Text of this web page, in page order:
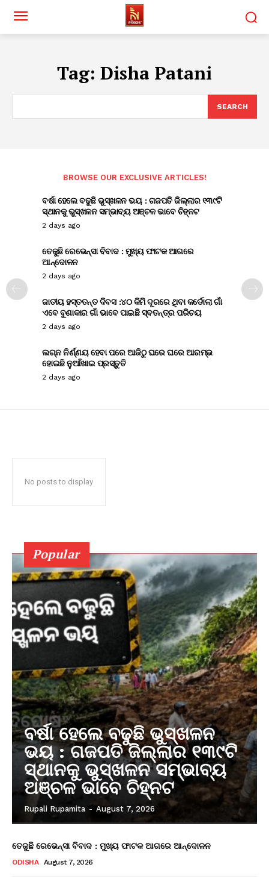
Tag: Disha Patani
SEARCH
BROWSE OUR EXCLUSIVE ARTICLES!
ବର୍ଷା ହେଲେ ବଢୁଛି ଭୁସ୍ଖଳନ ଭୟ : ଗଜପତି ଜିଲ୍ଲାର ୧୩୯ଟି
ସ୍ଥାନକୁ ଭୁସ୍ଖଳନ ସମ୍ଭାବ୍ୟ ଅଞ୍ଚଳ ଭାବେ ଚିହ୍ନଟ
2 days ago
ତେଜୁଛି ରେଭେନ୍ସା ବିବାଦ : ମୁଖ୍ୟ ଫାଟକ ଆଗରେ
ଆନ୍ଦୋଳନ
2 days ago
ଜାତୀୟ ହସ୍ତତନ୍ତ ଦିବସ :୪୦ କିମି ଦୂରରେ ଥିବା କର୍ଡୋଲା ଗାଁ
ଏବେ ବୁଣାକାର ଗାଁ ଭାବେ ପାଇଛି ସ୍ବତନ୍ତ୍ର ପରିଚୟ
2 days ago
ଲଗ୍ନ ନିର୍ଣ୍ଣୟ ହେବା ପରେ ଆଜିଠୁ ଘରେ ଘରେ ଆରମ୍ଭ
ହୋଇଛି ନୁଆଁଖାଇ ପ୍ରସ୍ତୁତି
2 days ago
No posts to display
Popular
ବର୍ଷା ହେଲେ ବଢୁଛି ଭୁସ୍ଖଳନ
ଭୟ : ଗଜପତି ଜିଲ୍ଲାର ୧୩୯ଟି
ସ୍ଥାନକୁ ଭୁସ୍ଖଳନ ସମ୍ଭାବ୍ୟ
ଅଞ୍ଚଳ ଭାବେ ଚିହ୍ନଟ
Rupali Rupamita - August 7, 2026
ତେଜୁଛି ରେଭେନ୍ସା ବିବାଦ : ମୁଖ୍ୟ ଫାଟକ ଆଗରେ ଆନ୍ଦୋଳନ
ODISHA August 7, 2026